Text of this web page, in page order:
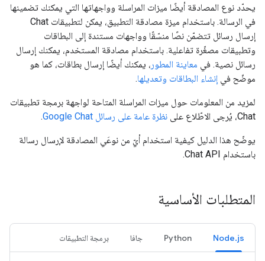
يحدّد نوع المصادقة أيضًا ميزات المراسلة وواجهاتها التي يمكنك تضمينها
في الرسالة. باستخدام ميزة مصادقة التطبيق، يمكن لتطبيقات Chat
إرسال رسائل تتضمّن نصًا منسّقًا وواجهات مستندة إلى البطاقات
وتطبيقات مصغّرة تفاعلية. باستخدام مصادقة المستخدم، يمكنك إرسال
رسائل نصية. في معاينة المطور ، يمكنك أيضًا إرسال بطاقات، كما هو
موضّح في إنشاء البطاقات وتعديلها.
لمزيد من المعلومات حول ميزات المراسلة المتاحة لواجهة برمجة تطبيقات
Chat، يُرجى الاطّلاع على
نظرة عامة على رسائل Google Chat .
يوضّح هذا الدليل كيفية استخدام أيّ من نوعَي المصادقة لإرسال رسالة
باستخدام Chat API.
المتطلبات الأساسية
Node.js
Python جافا برمجة التطبيقات